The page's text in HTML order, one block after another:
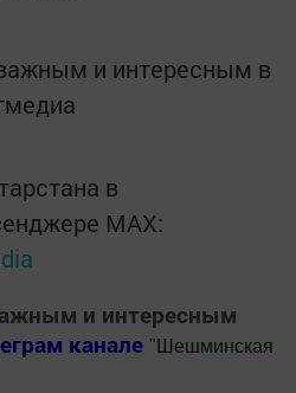
и интересным в
в
MАХ:
и интересным
канале " Шешминская